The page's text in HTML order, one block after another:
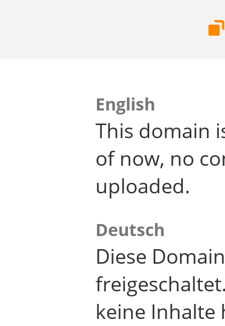
English
This domain
of now, no
uploaded.
Deutsch
Diese
keine Inhalte